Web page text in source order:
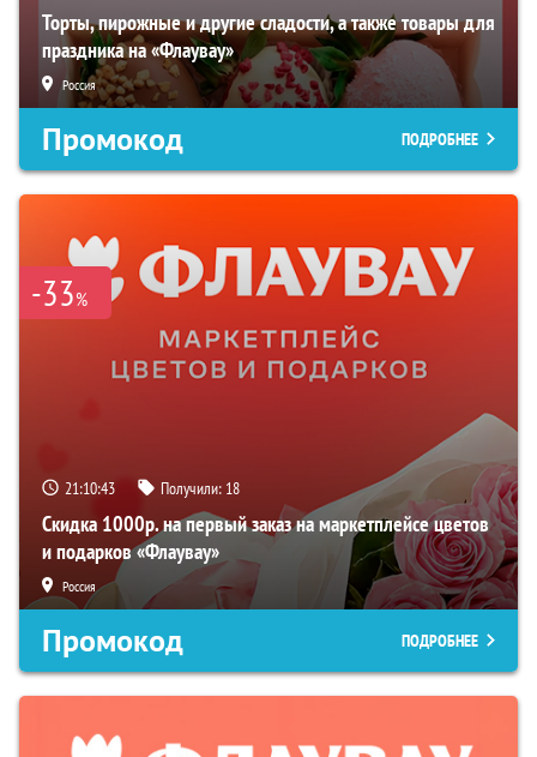
Торты, пирожные и другие сладости, а также товары для
праздника на «Флаувау»
Россия
Промокод ПОДРОБНЕЕ
-33%
21:10:42 Получили: 18
Скидка 1000р. на первый заказ на маркетплейсе цветов
и подарков «Флаувау»
Россия
Промокод ПОДРОБНЕЕ